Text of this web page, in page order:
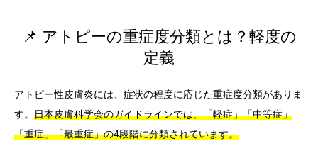
📌 アトピーの重症度分類とは？軽度の
定義
アトピー性皮膚炎には、症状の程度に応じた重症度分類がありま
す。 日本皮膚科学会のガイドラインでは、「軽症」「中等症」
「重症」「最重症」の4段階に分類されています。